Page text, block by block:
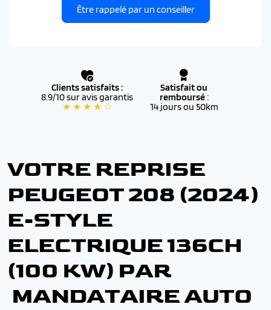
Être rappelé par un conseiller
Clients satisfaits :
8.9/10 sur avis garantis
★ ★ ★ ★ ☆
Satisfait ou
remboursé:
14 jours ou 50km
VOTRE REPRISE
PEUGEOT 208 (2024)
E-STYLE
ELECTRIQUE 136CH
(100 KW) PAR
MANDATAIRE AUTO